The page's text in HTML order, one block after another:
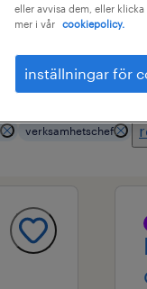
yrkesområde
verksamhetschef
eller avvisa dem, eller
mer i vår
cookiepolicy.
inställningar för